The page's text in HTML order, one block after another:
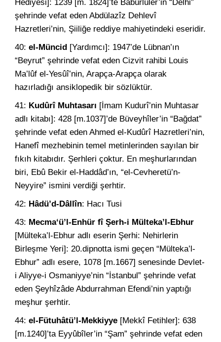
Hediyesi]: 1239 [m. 1824]’te Babürlüler’in “Delhi”
şehrinde vefat eden Abdülazîz Dehlevî
Hazretleri’nin, Şiiliğe reddiye mahiyetindeki eseridir.
40: el-Müncid [Yardımcı]: 1947’de Lübnan’ın
“Beyrut” şehrinde vefat eden Cizvit rahibi Louis
Ma’lûf el-Yesûî’nin, Arapça-Arapça olarak
hazırladığı ansiklopedik bir sözlüktür.
41: Kudûrî Muhtasarı [İmam Kudurî’nin Muhtasar
adlı kitabı]: 428 [m.1037]’de Büveyhîler’in “Bağdat”
şehrinde vefat eden Ahmed el-Kudûrî Hazretleri’nin,
Hanefî mezhebinin temel metinlerinden sayılan bir
fıkıh kitabıdır. Şerhleri çoktur. En meşhurlarından
biri, Ebû Bekir el-Haddâd’ın, “el-Cevheretü’n-
Neyyire” ismini verdiği şerhtir.
42: Hâdü’d-Dâllîn: Hacı Tusi
43: Mecma‘ü’l-Enhür fî Şerh-i Mülteka’l-Ebhur
[Mülteka’l-Ebhur adlı eserin Şerhi: Nehirlerin
Birleşme Yeri]: 20.dipnotta ismi geçen “Mülteka’l-
Ebhur” adlı esere, 1078 [m.1667] senesinde Devlet-
i Aliyye-i Osmaniyye’nin “İstanbul” şehrinde vefat
eden Şeyhîzâde Abdurrahman Efendi’nin yaptığı
meşhur şerhtir.
44: el-Fütuhâtü’l-Mekkiyye [Mekkî Fetihler]: 638
[m.1240]’ta Eyyûbîler’in “Şam” şehrinde vefat eden